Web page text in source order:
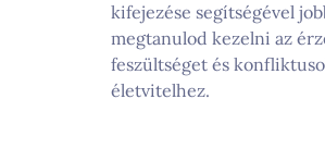
kifejezése segítségével
megtanulod kezelni az
feszültséget és
életvitelhez.